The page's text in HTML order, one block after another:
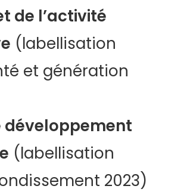
de l’activité
(labellisation
et génération
développement
(labellisation
2023)